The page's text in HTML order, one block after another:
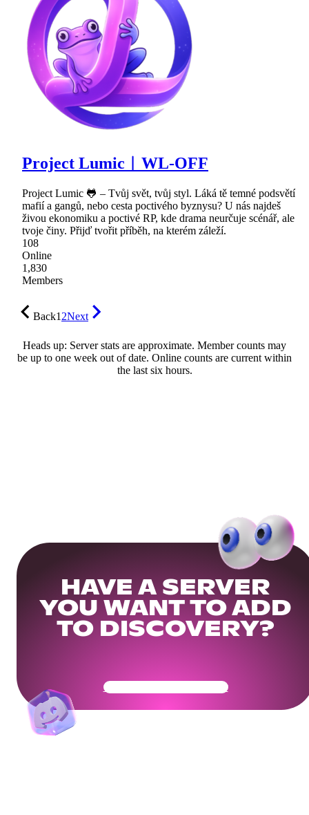
Project Lumic︱WL-OFF
Project Lumic 🐸 – Tvůj svět, tvůj styl. Láká tě temné podsvětí
mafií a gangů, nebo cesta poctivého byznysu? U nás najdeš
živou ekonomiku a poctivé RP, kde drama neurčuje scénář, ale
tvoje činy. Přijď tvořit příběh, na kterém záleží.
108
Online
1,830
Members
Back12Next
Heads up: Server stats are approximate. Member counts may
be up to one week out of date. Online counts are current within
the last six hours.
HAVE A SERVER
YOU WANT TO ADD
TO DISCOVERY?
Get Your Community Ready